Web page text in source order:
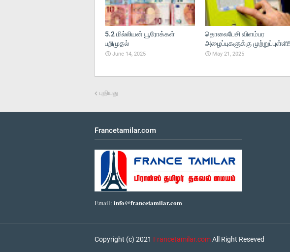
5.2 மில்லியன் யூரோக்கள்
பறிமுதல்
June 14, 2025
தொலைபேசி விளம்பர
அழைப்புகளுக்கு முற்றுப்புள்ளி!
May 21, 2025
புதியது
Francetamilar.com
Email: info@francetamilar.com
Copyright (c) 2021 Francetamilar.comAll Right Reseved